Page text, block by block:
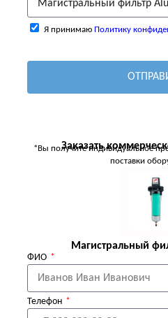
Я принимаю Политику
Заказать
*Вы получите индивидуальное
поставки
Магистральный
ФИО
Телефон